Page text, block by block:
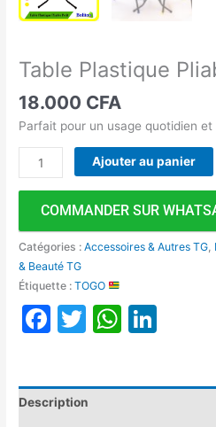
Table Plastique
18.000 CFA
Parfait pour un usage quotidien
Ajouter au panier
COMMANDER SUR
Catégories :Accessoires & Autres TG,
& Beauté TG
Étiquette :TOGO
Facebook
Twitter
Description